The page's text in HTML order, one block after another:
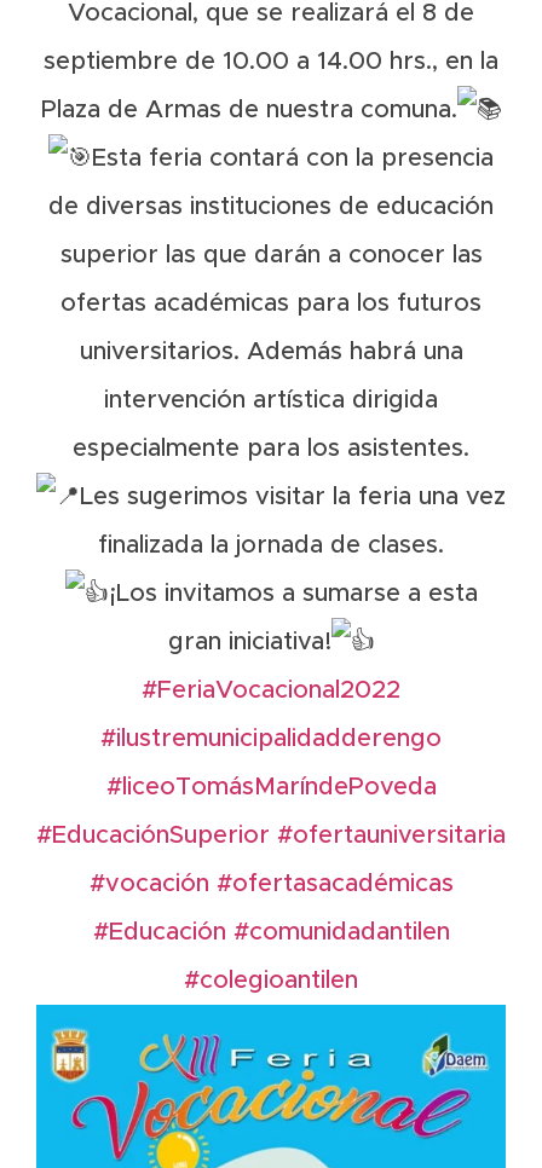
Vocacional, que se realizará el 8 de
septiembre de 10.00 a 14.00 hrs., en la
Plaza de Armas de nuestra comuna.
Esta feria contará con la presencia
de diversas instituciones de educación
superior las que darán a conocer las
ofertas académicas para los futuros
universitarios. Además habrá una
intervención artística dirigida
especialmente para los asistentes.
Les sugerimos visitar la feria una vez
finalizada la jornada de clases.
¡Los invitamos a sumarse a esta
gran iniciativa!
#FeriaVocacional2022
#ilustremunicipalidadderengo
#liceoTomásMaríndePoveda
#EducaciónSuperior #ofertauniversitaria
#vocación #ofertasacadémicas
#Educación #comunidadantilen
#colegioantilen